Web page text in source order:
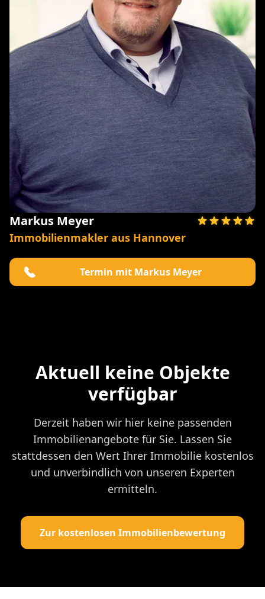
Markus Meyer
Immobilienmakler aus Hannover
Termin mit Markus Meyer
Aktuell keine Objekte
verfügbar
Derzeit haben wir hier keine passenden
Immobilienangebote für Sie. Lassen Sie
stattdessen den Wert Ihrer Immobilie kostenlos
und unverbindlich von unseren Experten
ermitteln.
Zur kostenlosen Immobilienbewertung